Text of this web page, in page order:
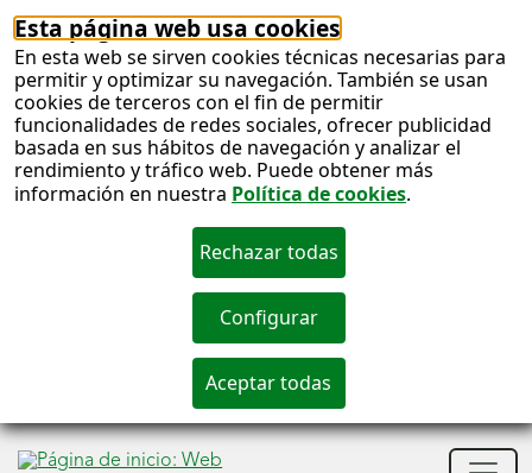
Esta página web usa cookies
En esta web se sirven cookies técnicas necesarias para
permitir y optimizar su navegación. También se usan
cookies de terceros con el fin de permitir
funcionalidades de redes sociales, ofrecer publicidad
basada en sus hábitos de navegación y analizar el
rendimiento y tráfico web. Puede obtener más
información en nuestra Política de cookies.